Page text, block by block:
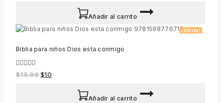
Añadir al carrito
¡Oferta!
Biblia para niños Dios esta conmigo
0
out
$15.99 $10
Añadir al carrito